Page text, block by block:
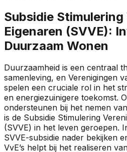
Subsidie
Eigenaren (SVVE):
Duurzaam Wonen
Duurzaamheid is een centraal
samenleving, en Verenigingen
spelen een cruciale rol in het
en energiezuinigere toekomst.
ondersteunen bij het nemen
is de Subsidie Stimulering
(SVVE) in het leven geroepen.
SVVE-subsidie nader bekijken
VvE’s helpt bij het realiseren